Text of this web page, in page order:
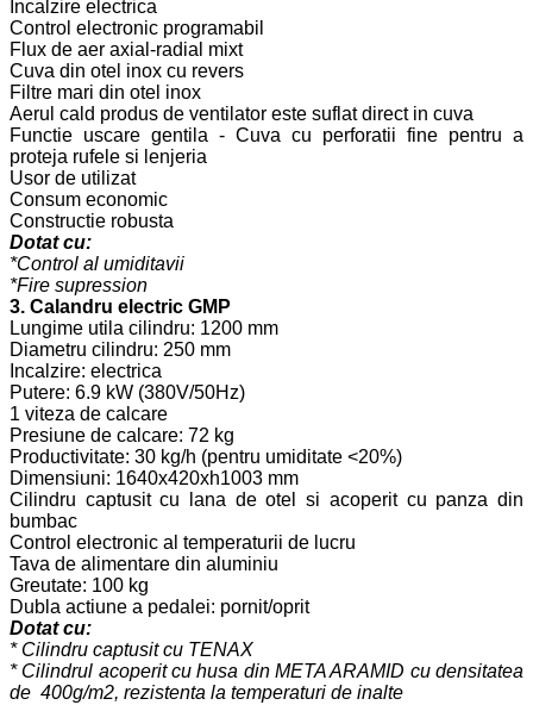
Incalzire electrica
Control electronic programabil
Flux de aer axial-radial mixt
Cuva din otel inox cu revers
Filtre mari din otel inox
Aerul cald produs de ventilator este suflat direct in cuva
Functie uscare gentila - Cuva cu perforatii fine pentru a
proteja rufele si lenjeria
Usor de utilizat
Consum economic
Constructie robusta
Dotat cu:
*Control al umiditavii
*Fire supression
3. Calandru electric GMP
Lungime utila cilindru: 1200 mm
Diametru cilindru: 250 mm
Incalzire: electrica
Putere: 6.9 kW (380V/50Hz)
1 viteza de calcare
Presiune de calcare: 72 kg
Productivitate: 30 kg/h (pentru umiditate <20%)
Dimensiuni: 1640x420xh1003 mm
Cilindru captusit cu lana de otel si acoperit cu panza din
bumbac
Control electronic al temperaturii de lucru
Tava de alimentare din aluminiu
Greutate: 100 kg
Dubla actiune a pedalei: pornit/oprit
Dotat cu:
* Cilindru captusit cu TENAX
* Cilindrul acoperit cu husa din META ARAMID cu densitatea
de 400g/m2, rezistenta la temperaturi de inalte